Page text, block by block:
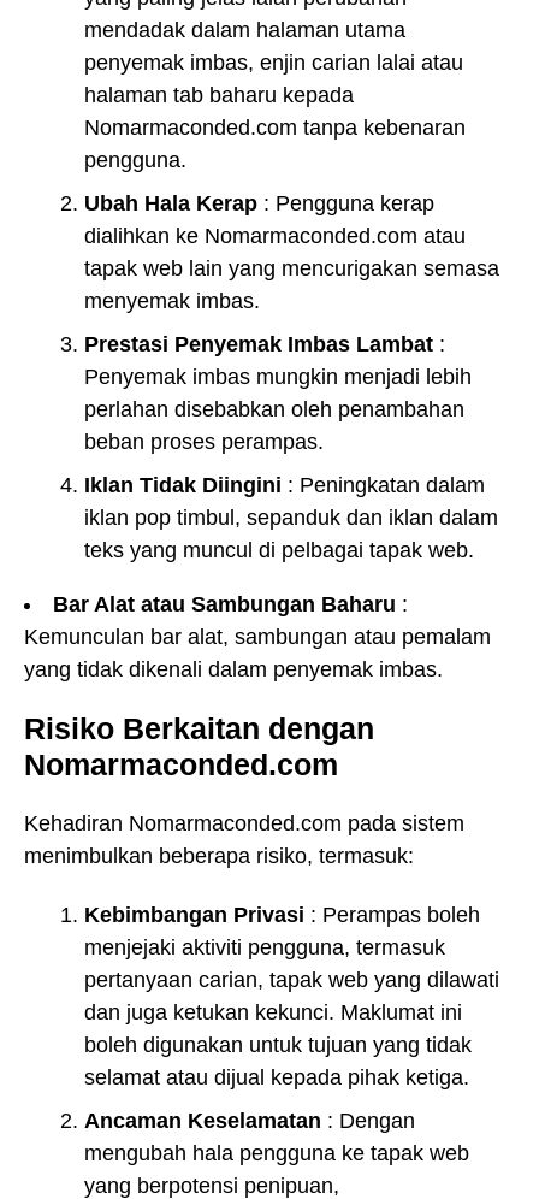
mendadak dalam halaman utama
penyemak imbas, enjin carian lalai atau
halaman tab baharu kepada
Nomarmaconded.com tanpa kebenaran
pengguna.
Ubah Hala Kerap : Pengguna kerap
dialihkan ke Nomarmaconded.com atau
tapak web lain yang mencurigakan semasa
menyemak imbas.
Prestasi Penyemak Imbas Lambat :
Penyemak imbas mungkin menjadi lebih
perlahan disebabkan oleh penambahan
beban proses perampas.
Iklan Tidak Diingini : Peningkatan dalam
iklan pop timbul, sepanduk dan iklan dalam
teks yang muncul di pelbagai tapak web.
Bar Alat atau Sambungan Baharu :
Kemunculan bar alat, sambungan atau pemalam
yang tidak dikenali dalam penyemak imbas.
Risiko Berkaitan dengan
Nomarmaconded.com
Kehadiran Nomarmaconded.com pada sistem
menimbulkan beberapa risiko, termasuk:
Kebimbangan Privasi : Perampas boleh
menjejaki aktiviti pengguna, termasuk
pertanyaan carian, tapak web yang dilawati
dan juga ketukan kekunci. Maklumat ini
boleh digunakan untuk tujuan yang tidak
selamat atau dijual kepada pihak ketiga.
Ancaman Keselamatan : Dengan
mengubah hala pengguna ke tapak web
yang berpotensi penipuan,